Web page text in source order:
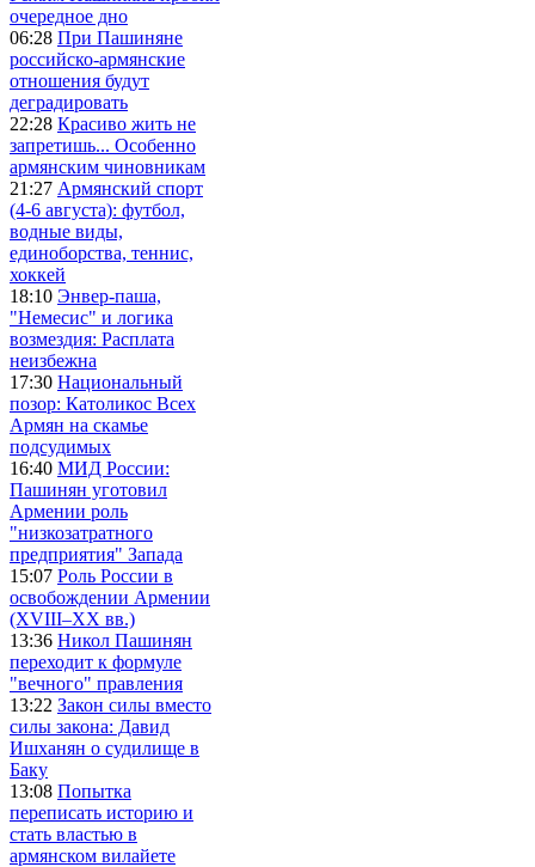
очередное дно
06:28 При Пашиняне
российско-армянские
отношения будут
деградировать
22:28 Красиво жить не
запретишь... Особенно
армянским чиновникам
21:27 Армянский спорт
(4-6 августа): футбол,
водные виды,
единоборства, теннис,
хоккей
18:10 Энвер-паша,
"Немесис" и логика
возмездия: Расплата
неизбежна
17:30 Национальный
позор: Католикос Всех
Армян на скамье
подсудимых
16:40 МИД России:
Пашинян уготовил
Армении роль
"низкозатратного
предприятия" Запада
15:07 Роль России в
освобождении Армении
(XVIII–XX вв.)
13:36 Никол Пашинян
переходит к формуле
"вечного" правления
13:22 Закон силы вместо
силы закона: Давид
Ишханян о судилище в
Баку
13:08 Попытка
переписать историю и
стать властью в
армянском вилайете